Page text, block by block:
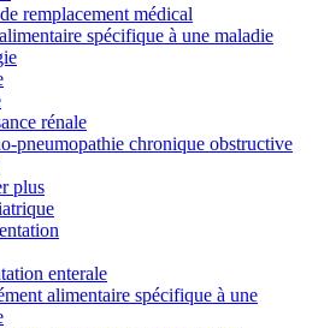
remplacement médical
spécifique à une maladie
rénale
pneumopathie chronique obstructive
plus
enterale
alimentaire spécifique à une